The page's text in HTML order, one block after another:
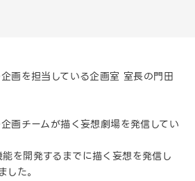
画を担当している企画室 室長の門田
画チームが描く妄想劇場を発信してい
を開発するまでに描く妄想を発信し
た。